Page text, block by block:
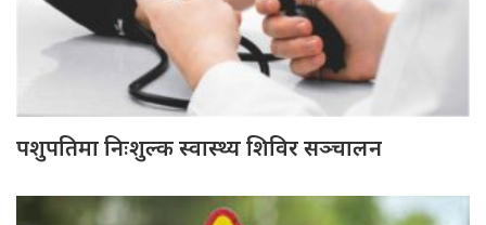
पशुपतिमा निःशुल्क स्वास्थ्य शिविर सञ्चालन